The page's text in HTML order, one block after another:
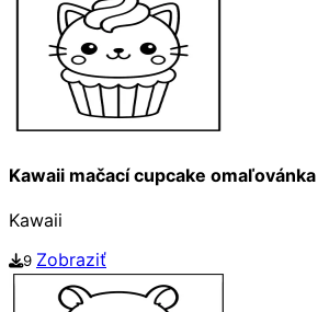
Kawaii mačací cupcake omaľovánka
Kawaii
9 Zobraziť